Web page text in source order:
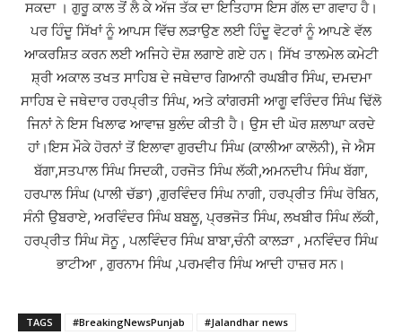
ਸਕਦਾ । ਗੁਰੂ ਕਾਲ ਤੋਂ ਲੈ ਕੇ ਅੱਜ ਤੱਕ ਦਾ ਇਤਿਹਾਸ ਇਸ ਗੱਲ ਦਾ ਗਵਾਹ ਹੈ।
ਪਰ ਹਿੰਦੂ ਸਿੱਖਾਂ ਨੂੰ ਆਪਸ ਵਿੱਚ ਲੜਾਉਣ ਲਈ ਹਿੰਦੂ ਵੋਟਰਾਂ ਨੂੰ ਆਪਣੇ ਵੱਲ
ਆਕਰਸ਼ਿਤ ਕਰਨ ਲਈ ਅਜਿਹੇ ਦੋਸ਼ ਲਗਾਏ ਗਏ ਹਨ। ਸਿੱਖ ਤਾਲਮੇਲ ਕਮੇਟੀ
ਸ਼੍ਰੀ ਅਕਾਲ ਤਖਤ ਸਾਹਿਬ ਦੇ ਜਥੇਦਾਰ ਗਿਆਨੀ ਰਘਬੀਰ ਸਿੰਘ, ਦਮਦਮਾ
ਸਾਹਿਬ ਦੇ ਜਥੇਦਾਰ ਹਰਪ੍ਰੀਤ ਸਿੰਘ, ਅਤੇ ਕਾਂਗਰਸੀ ਆਗੂ ਵਰਿੰਦਰ ਸਿੰਘ ਢਿੱਲੋ
ਜਿਨਾਂ ਨੇ ਇਸ ਖਿਲਾਫ ਆਵਾਜ਼ ਬੁਲੰਦ ਕੀਤੀ ਹੈ। ਉਸ ਦੀ ਘੋਰ ਸ਼ਲਾਘਾ ਕਰਦੇ
ਹਾਂ।ਇਸ ਮੌਕੇ ਹੋਰਨਾਂ ਤੋਂ ਇਲਾਵਾ ਗੁਰਦੀਪ ਸਿੰਘ (ਕਾਲੀਆ ਕਾਲੋਨੀ), ਜੇ ਐਸ
ਬੱਗਾ,ਸਤਪਾਲ ਸਿੰਘ ਸਿਦਕੀ, ਹਰਜੋਤ ਸਿੰਘ ਲੱਕੀ,ਅਮਨਦੀਪ ਸਿੰਘ ਬੱਗਾ,
ਹਰਪਾਲ ਸਿੰਘ (ਪਾਲੀ ਚੱਡਾ) ,ਗੁਰਵਿੰਦਰ ਸਿੰਘ ਨਾਗੀ, ਹਰਪ੍ਰੀਤ ਸਿੰਘ ਰੋਬਿਨ,
ਸੰਨੀ ਉਬਰਾਏ, ਅਰਵਿੰਦਰ ਸਿੰਘ ਬਬਲੂ, ਪ੍ਰਭਜੋਤ ਸਿੰਘ, ਲਖਬੀਰ ਸਿੰਘ ਲੱਕੀ,
ਹਰਪ੍ਰੀਤ ਸਿੰਘ ਸੋਨੂ , ਪਲਵਿੰਦਰ ਸਿੰਘ ਬਾਬਾ,ਚੰਨੀ ਕਾਲੜਾ , ਮਨਵਿੰਦਰ ਸਿੰਘ
ਭਾਟੀਆ , ਗੁਰਨਾਮ ਸਿੰਘ ,ਪਰਮਵੀਰ ਸਿੰਘ ਆਦੀ ਹਾਜ਼ਰ ਸਨ।
TAGS #BreakingNewsPunjab
#Jalandhar news